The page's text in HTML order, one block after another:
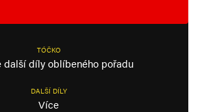
TÓČKO
další díly oblíbeného pořadu
DALŠÍ DÍLY
Více